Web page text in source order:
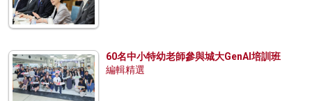
60名中小特幼老師參與城大GenAI培訓班
編輯精選